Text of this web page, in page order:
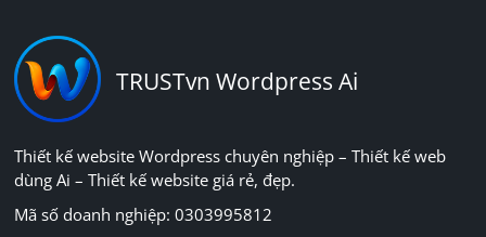
TRUSTvn Wordpress Ai
Thiết kế website Wordpress chuyên nghiệp – Thiết kế web
dùng Ai – Thiết kế website giá rẻ, đẹp.
Mã số doanh nghiệp: 0303995812